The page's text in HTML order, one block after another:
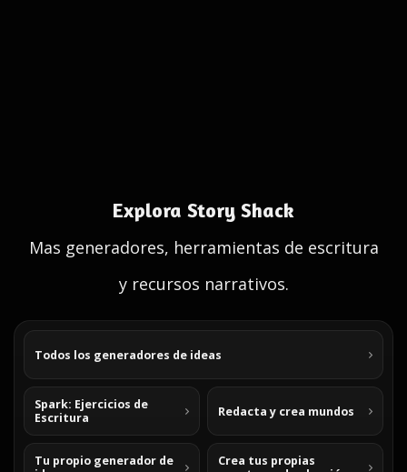
Explora Story Shack
Mas generadores, herramientas de escritura
y recursos narrativos.
Todos los generadores de ideas
Spark: Ejercicios de
Escritura
Redacta y crea mundos
Tu propio generador de
Crea tus propias